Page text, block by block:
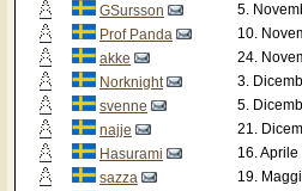
GSursson
5.
Prof Panda
10.
akke
24.
Norknight
3.
svenne
5.
najje
21.
Hasurami
16.
sazza
19.